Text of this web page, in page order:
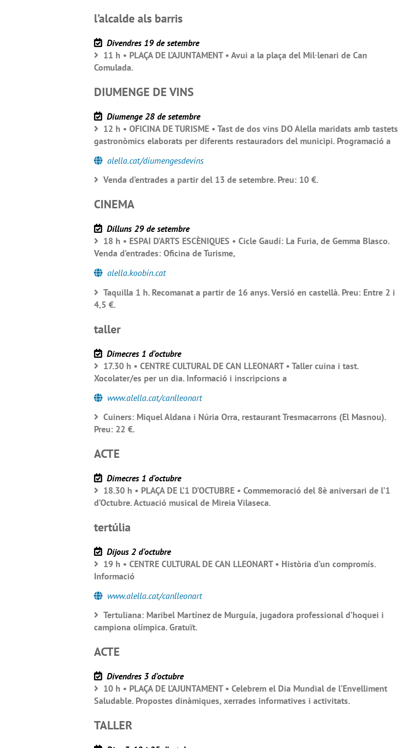
l’alcalde als barris
Divendres 19 de setembre
11 h • PLAÇA DE L’AJUNTAMENT • Avui a la plaça del Mil·lenari de Can
Comulada.
DIUMENGE DE VINS
Diumenge 28 de setembre
12 h • OFICINA DE TURISME • Tast de dos vins DO Alella maridats amb tastets
gastronòmics elaborats per diferents restauradors del municipi. Programació a
alella.cat/diumengesdevins
Venda d’entrades a partir del 13 de setembre. Preu: 10 €.
CINEMA
Dilluns 29 de setembre
18 h • ESPAI D’ARTS ESCÈNIQUES • Cicle Gaudí: La Furia, de Gemma Blasco.
Venda d’entrades: Oficina de Turisme,
alella.koobin.cat
Taquilla 1 h. Recomanat a partir de 16 anys. Versió en castellà. Preu: Entre 2 i
4,5 €.
taller
Dimecres 1 d’octubre
17.30 h • CENTRE CULTURAL DE CAN LLEONART • Taller cuina i tast.
Xocolater/es per un dia. Informació i inscripcions a
www.alella.cat/canlleonart
Cuiners: Miquel Aldana i Núria Orra, restaurant Tresmacarrons (El Masnou).
Preu: 22 €.
ACTE
Dimecres 1 d’octubre
18.30 h • PLAÇA DE L’1 D’OCTUBRE • Commemoració del 8è aniversari de l’1
d’Octubre. Actuació musical de Mireia Vilaseca.
tertúlia
Dijous 2 d’octubre
19 h • CENTRE CULTURAL DE CAN LLEONART • Història d’un compromís.
Informació
www.alella.cat/canlleonart
Tertuliana: Maribel Martínez de Murguía, jugadora professional d’hoquei i
campiona olímpica. Gratuït.
ACTE
Divendres 3 d’octubre
10 h • PLAÇA DE L’AJUNTAMENT • Celebrem el Dia Mundial de l’Envelliment
Saludable. Propostes dinàmiques, xerrades informatives i activitats.
TALLER